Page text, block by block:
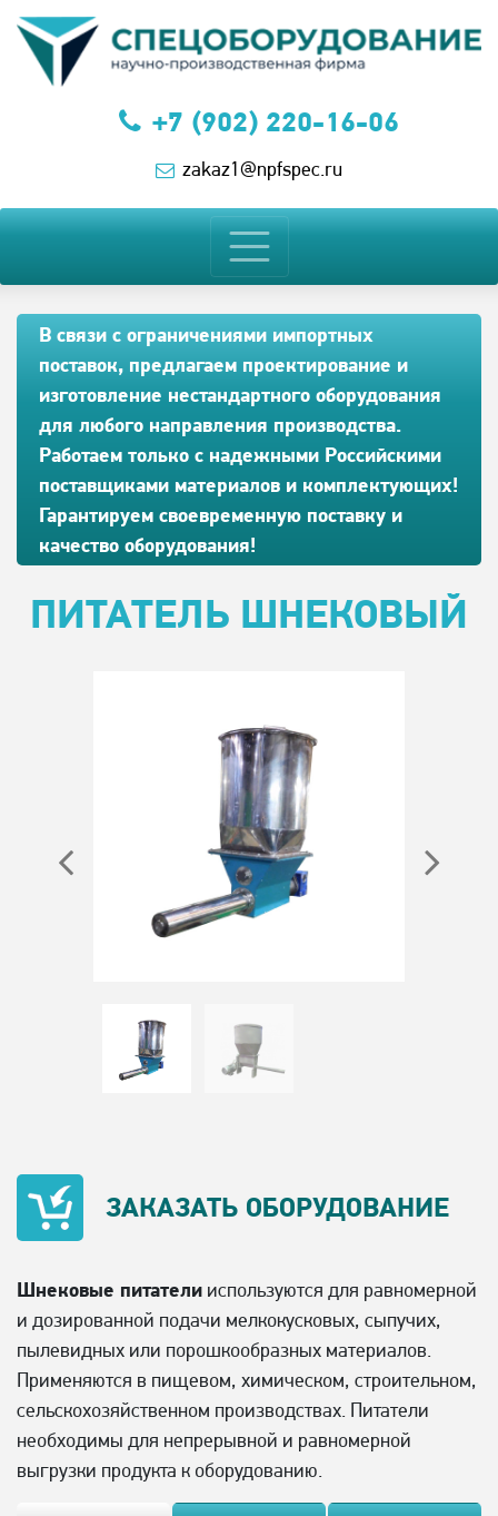
+7 (902) 220-16-06
zakaz1@npfspec.ru
В связи с ограничениями импортных
поставок, предлагаем проектирование и
изготовление нестандартного оборудования
для любого направления производства.
Работаем только с надежными Российскими
поставщиками материалов и комплектующих!
Гарантируем своевременную поставку и
качество оборудования!
ПИТАТЕЛЬ ШНЕКОВЫЙ
ЗАКАЗАТЬ ОБОРУДОВАНИЕ
Шнековые питатели используются для равномерной
и дозированной подачи мелкокусковых, сыпучих,
пылевидных или порошкообразных материалов.
Применяются в пищевом, химическом, строительном,
сельскохозяйственном производствах. Питатели
необходимы для непрерывной и равномерной
выгрузки продукта к оборудованию.